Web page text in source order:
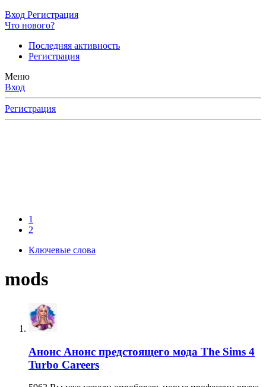
Вход Регистрация
Что нового?
Последняя активность
Регистрация
Меню
Вход
Регистрация
1
2
Ключевые слова
mods
Анонс Анонс предстоящего мода The Sims 4
Turbo Careers